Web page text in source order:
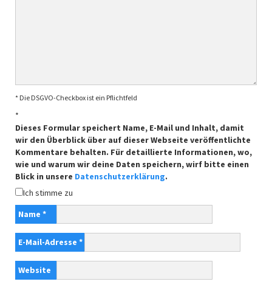
* Die DSGVO-Checkbox ist ein Pflichtfeld
*
Dieses Formular speichert Name, E-Mail und Inhalt, damit
wir den Überblick über auf dieser Webseite veröffentlichte
Kommentare behalten. Für detaillierte Informationen, wo,
wie und warum wir deine Daten speichern, wirf bitte einen
Blick in unsere Datenschutzerklärung.
Ich stimme zu
Name *
E-Mail-Adresse *
Website